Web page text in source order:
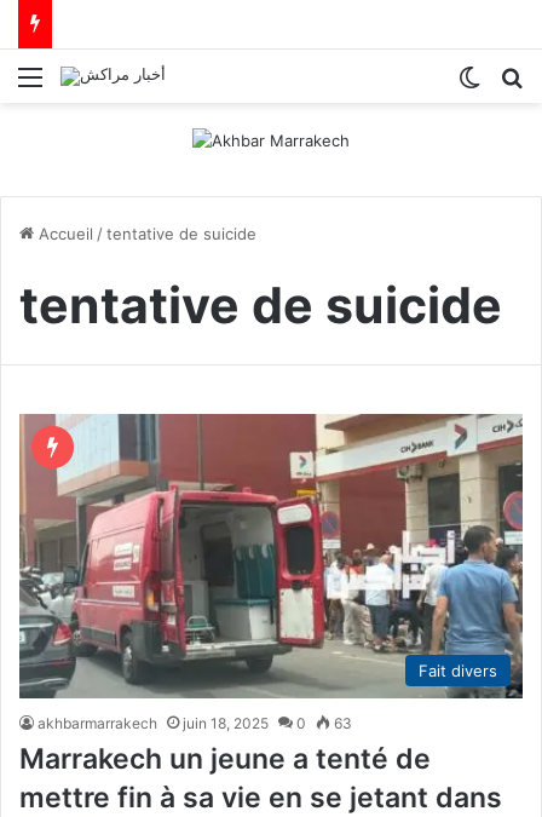
Menu
Accueil /tentative de suicide
tentative de suicide
Fait divers
akhbarmarrakech juin 18, 2025 0 63
Marrakech un jeune a tenté de
mettre fin à sa vie en se jetant dans